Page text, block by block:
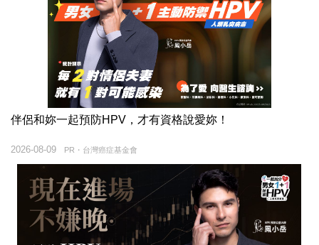
伴侶和妳一起預防HPV，才有資格說愛妳！
PR・台灣癌症基金會
2026-08-09